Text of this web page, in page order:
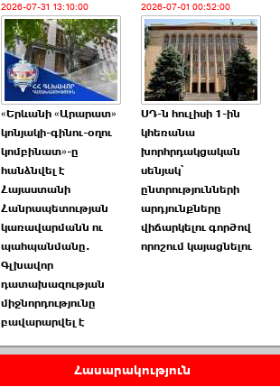
2026-07-31 13:10:00
«Երևանի «Արարատ»
կոնյակի-գինու-օղու
կոմբինատ»-ը
հանձնվել է
Հայաստանի
Հանրապետության
կառավարմանն ու
պահպանմանը.
Գլխավոր
դատախազության
միջնորդությունը
բավարարվել է
2026-07-01 00:52:00
ՍԴ-ն հուլիսի 1-ին
կհեռանա
խորհրդակցական
սենյակ՝
ընտրությունների
արդյունքները
վիճարկելու գործով
որոշում կայացնելու
Հասարակություն